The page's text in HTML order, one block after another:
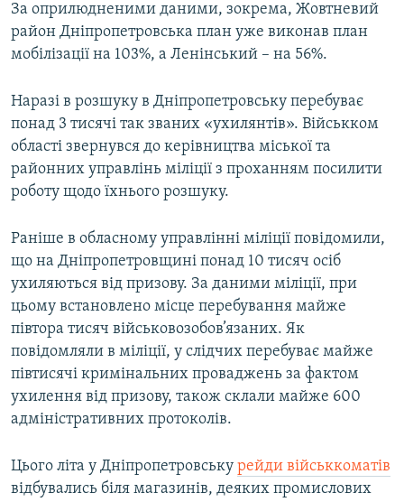
За оприлюдненими даними, зокрема, Жовтневий
район Дніпропетровська план уже виконав план
мобілізації на 103%, а Ленінський – на 56%.
Наразі в розшуку в Дніпропетровську перебуває
понад 3 тисячі так званих «ухилянтів». Військком
області звернувся до керівництва міської та
районних управлінь міліції з проханням посилити
роботу щодо їхнього розшуку.
Раніше в обласному управлінні міліції повідомили,
що на Дніпропетровщині понад 10 тисяч осіб
ухиляються від призову. За даними міліції, при
цьому встановлено місце перебування майже
півтора тисяч військовозобов’язаних. Як
повідомляли в міліції, у слідчих перебуває майже
півтисячі кримінальних проваджень за фактом
ухилення від призову, також склали майже 600
адміністративних протоколів.
Цього літа у Дніпропетровську рейди військкоматів
відбувались біля магазинів, деяких промислових